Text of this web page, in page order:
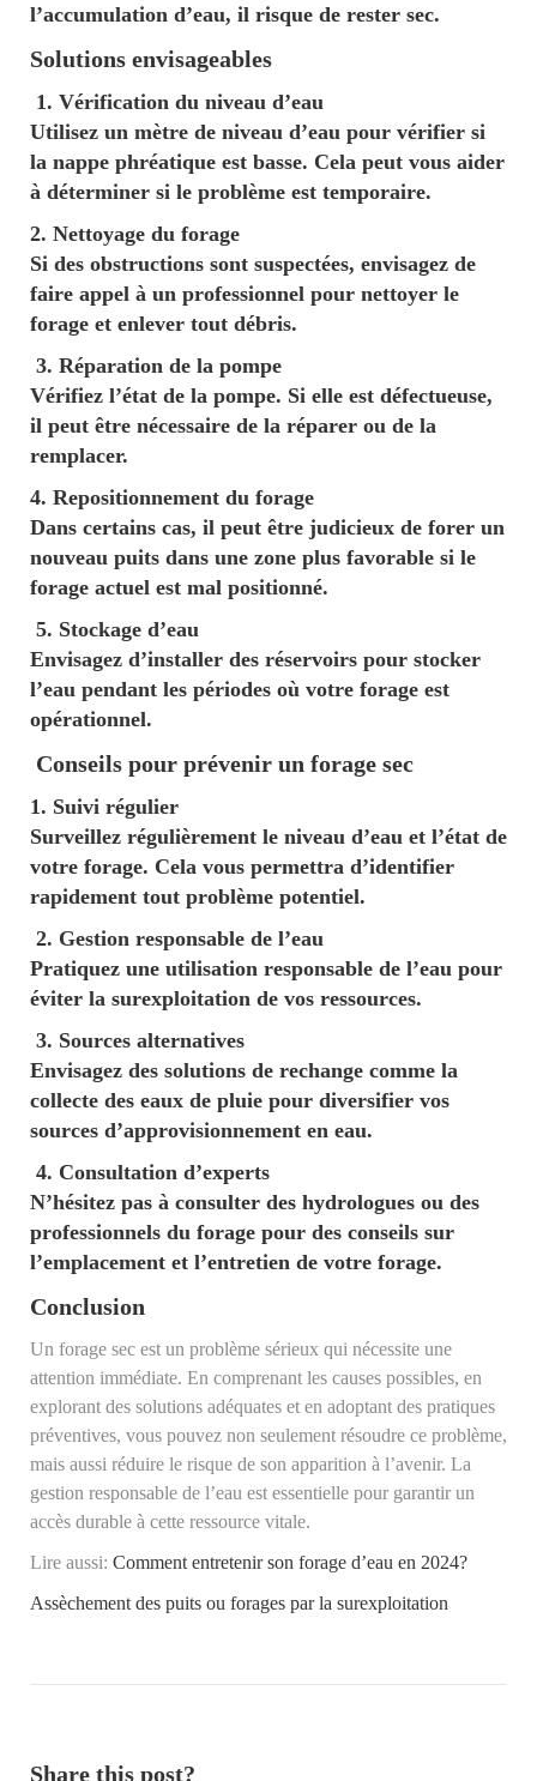
l’accumulation d’eau, il risque de rester sec.
Solutions envisageables
1. Vérification du niveau d’eau
Utilisez un mètre de niveau d’eau pour vérifier si
la nappe phréatique est basse. Cela peut vous aider
à déterminer si le problème est temporaire.
2. Nettoyage du forage
Si des obstructions sont suspectées, envisagez de
faire appel à un professionnel pour nettoyer le
forage et enlever tout débris.
3. Réparation de la pompe
Vérifiez l’état de la pompe. Si elle est défectueuse,
il peut être nécessaire de la réparer ou de la
remplacer.
4. Repositionnement du forage
Dans certains cas, il peut être judicieux de forer un
nouveau puits dans une zone plus favorable si le
forage actuel est mal positionné.
5. Stockage d’eau
Envisagez d’installer des réservoirs pour stocker
l’eau pendant les périodes où votre forage est
opérationnel.
Conseils pour prévenir un forage sec
1. Suivi régulier
Surveillez régulièrement le niveau d’eau et l’état de
votre forage. Cela vous permettra d’identifier
rapidement tout problème potentiel.
2. Gestion responsable de l’eau
Pratiquez une utilisation responsable de l’eau pour
éviter la surexploitation de vos ressources.
3. Sources alternatives
Envisagez des solutions de rechange comme la
collecte des eaux de pluie pour diversifier vos
sources d’approvisionnement en eau.
4. Consultation d’experts
N’hésitez pas à consulter des hydrologues ou des
professionnels du forage pour des conseils sur
l’emplacement et l’entretien de votre forage.
Conclusion
Un forage sec est un problème sérieux qui nécessite une
attention immédiate. En comprenant les causes possibles, en
explorant des solutions adéquates et en adoptant des pratiques
préventives, vous pouvez non seulement résoudre ce problème,
mais aussi réduire le risque de son apparition à l’avenir. La
gestion responsable de l’eau est essentielle pour garantir un
accès durable à cette ressource vitale.
Lire aussi: Comment entretenir son forage d’eau en 2024?
Assèchement des puits ou forages par la surexploitation
Share this post?